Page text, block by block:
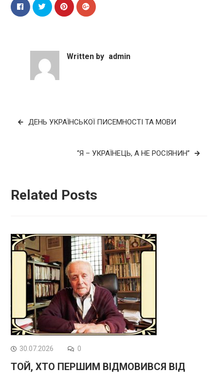
Written by admin
Навігація
ДЕНЬ УКРАЇНСЬКОЇ ПИСЕМНОСТІ ТА МОВИ
“Я – УКРАЇНЕЦЬ, А НЕ РОСІЯНИН”
Related Posts
30.07.2026 0
ТОЙ, ХТО ПЕРШИМ ВІДМОВИВСЯ ВІД